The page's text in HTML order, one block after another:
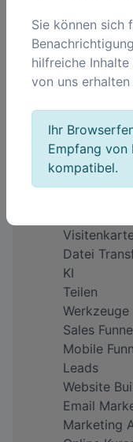
Über uns
Impressum
Warum
Feedback
Preise
Produkte
Datei
KI
Teilen
Werkzeuge
Sales
Mobile
Leads
Website
Email
Marketing
Sie können sich
hilfreiche
von uns
Ihr
Empfang von
kompatibel.